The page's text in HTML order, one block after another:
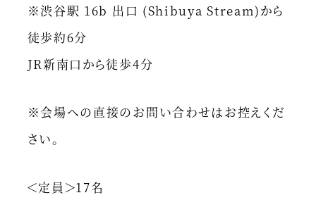
※渋谷駅 16b 出口 (Shibuya Stream)から
徒歩約6分
JR新南口から徒歩4分
※会場への直接のお問い合わせはお控えくだ
さい。
＜定員＞17名